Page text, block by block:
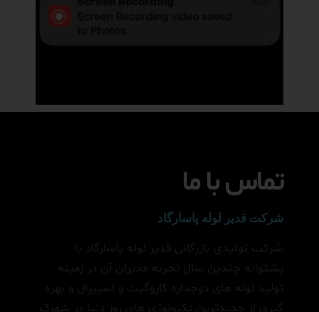
تماس با ما
شرکت قدیر لوله پاسارگاد
شرکت تولیدی بازرگانی قدیر لوله پاسارگاد با
پشتوانه چندین سال تجربه مدیران آن در زمینه
تولید لوله های دوجداره کاروگیت و اسپیرال و بهره
گیری از جدیدترین تکنولوژی های روز دنیا در شهرک